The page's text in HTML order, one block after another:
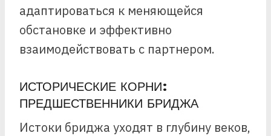
адаптироваться к меняющейся
обстановке и эффективно
взаимодействовать с партнером.
ИСТОРИЧЕСКИЕ КОРНИ:
ПРЕДШЕСТВЕННИКИ БРИДЖА
Истоки бриджа уходят в глубину веков,